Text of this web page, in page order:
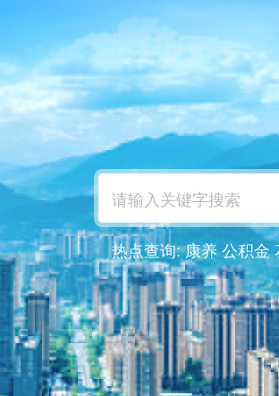
热点查询:康养 公积金